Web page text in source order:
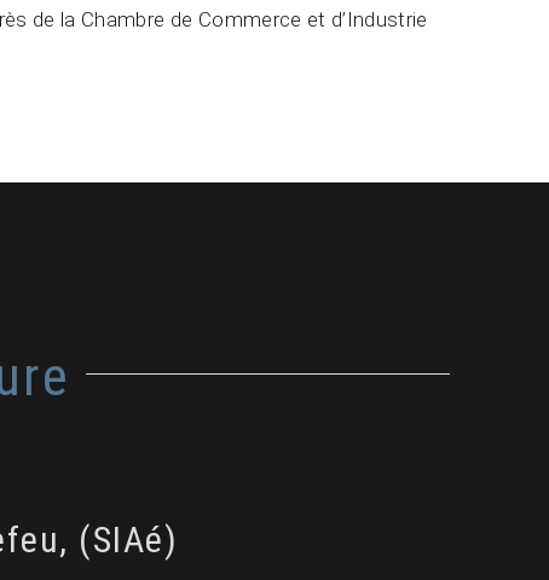
de la Chambre de Commerce et d’Industrie
(SIAé)